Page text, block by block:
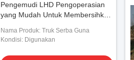
Pengemudi LHD Pengoperasian
yang Mudah Untuk Membersihkan
Nama Produk: Truk Serba Guna
Kondisi: Digunakan